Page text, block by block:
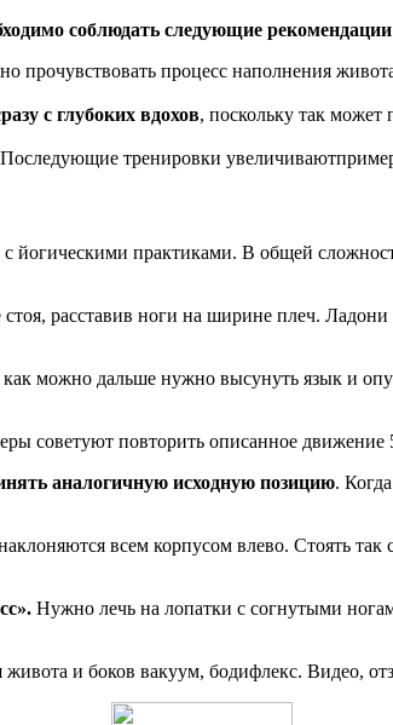
соблюдать следующие
прочувствовать процесс наполнения
с глубоких вдохов, поскольку так может
тренировки
йогическими практиками. В общей
расставив ноги на ширине плеч.
можно дальше нужно высунуть язык и
советуют повторить описанное движение
аналогичную исходную позицию.
всем корпусом влево. Стоять так
Нужно лечь на лопатки с согнутыми